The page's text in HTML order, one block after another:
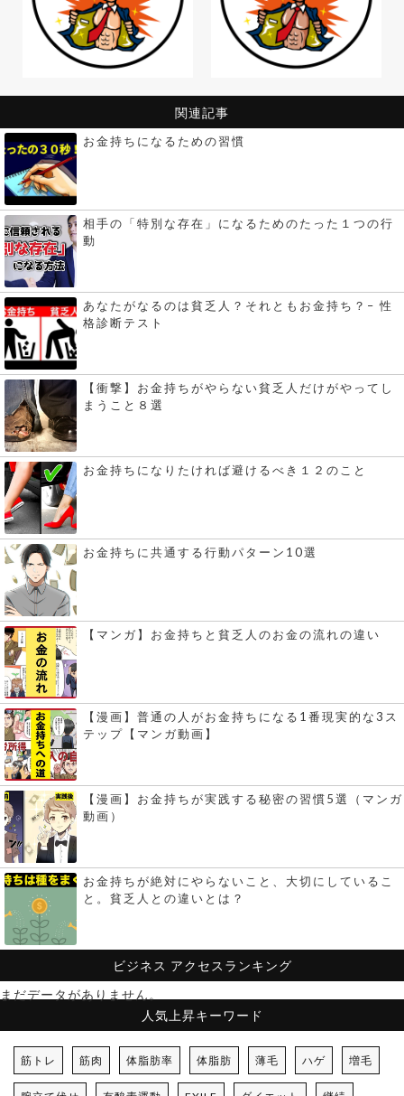
関連記事
お金持ちになるための習慣
相手の「特別な存在」になるためのたった１つの行
動
あなたがなるのは貧乏人？それともお金持ち？– 性
格診断テスト
【衝撃】お金持ちがやらない貧乏人だけがやってし
まうこと８選
お金持ちになりたければ避けるべき１２のこと
お金持ちに共通する行動パターン10選
【マンガ】お金持ちと貧乏人のお金の流れの違い
【漫画】普通の人がお金持ちになる1番現実的な3ス
テップ【マンガ動画】
【漫画】お金持ちが実践する秘密の習慣5選（マンガ
動画）
お金持ちが絶対にやらないこと、大切にしているこ
と。貧乏人との違いとは？
ビジネス アクセスランキング
まだデータがありません。
人気上昇キーワード
筋トレ 筋肉 体脂肪率 体脂肪 薄毛 ハゲ 増毛